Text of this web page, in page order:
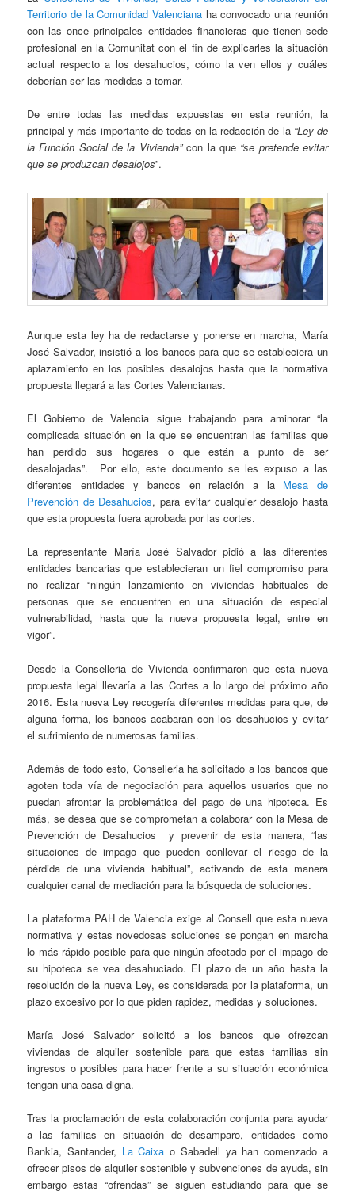
Territorio de la Comunidad Valenciana ha convocado una reunión
con las once principales entidades financieras que tienen sede
profesional en la Comunitat con el fin de explicarles la situación
actual respecto a los desahucios, cómo la ven ellos y cuáles
deberían ser las medidas a tomar.
De entre todas las medidas expuestas en esta reunión, la
principal y más importante de todas en la redacción de la “Ley de
la Función Social de la Vivienda”con la que “se pretende evitar
que se produzcan desalojos”.
Aunque esta ley ha de redactarse y ponerse en marcha, María
José Salvador, insistió a los bancos para que se estableciera un
aplazamiento en los posibles desalojos hasta que la normativa
propuesta llegará a las Cortes Valencianas.
El Gobierno de Valencia sigue trabajando para aminorar “la
complicada situación en la que se encuentran las familias que
han perdido sus hogares o que están a punto de ser
desalojadas”. Por ello, este documento se les expuso a las
diferentes entidades y bancos en relación a la Mesa de
Prevención de Desahucios, para evitar cualquier desalojo hasta
que esta propuesta fuera aprobada por las cortes.
La representante María José Salvador pidió a las diferentes
entidades bancarias que establecieran un fiel compromiso para
no realizar “ningún lanzamiento en viviendas habituales de
personas que se encuentren en una situación de especial
vulnerabilidad, hasta que la nueva propuesta legal, entre en
vigor”.
Desde la Conselleria de Vivienda confirmaron que esta nueva
propuesta legal llevaría a las Cortes a lo largo del próximo año
2016. Esta nueva Ley recogería diferentes medidas para que, de
alguna forma, los bancos acabaran con los desahucios y evitar
el sufrimiento de numerosas familias.
Además de todo esto, Conselleria ha solicitado a los bancos que
agoten toda vía de negociación para aquellos usuarios que no
puedan afrontar la problemática del pago de una hipoteca. Es
más, se desea que se comprometan a colaborar con la Mesa de
Prevención de Desahucios y prevenir de esta manera, “las
situaciones de impago que pueden conllevar el riesgo de la
pérdida de una vivienda habitual”, activando de esta manera
cualquier canal de mediación para la búsqueda de soluciones.
La plataforma PAH de Valencia exige al Consell que esta nueva
normativa y estas novedosas soluciones se pongan en marcha
lo más rápido posible para que ningún afectado por el impago de
su hipoteca se vea desahuciado. El plazo de un año hasta la
resolución de la nueva Ley, es considerada por la plataforma, un
plazo excesivo por lo que piden rapidez, medidas y soluciones.
María José Salvador solicitó a los bancos que ofrezcan
viviendas de alquiler sostenible para que estas familias sin
ingresos o posibles para hacer frente a su situación económica
tengan una casa digna.
Tras la proclamación de esta colaboración conjunta para ayudar
a las familias en situación de desamparo, entidades como
Bankia, Santander, La Caixa o Sabadell ya han comenzado a
ofrecer pisos de alquiler sostenible y subvenciones de ayuda, sin
embargo estas “ofrendas” se siguen estudiando para que se